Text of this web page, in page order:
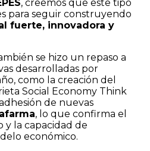
, creemos que este tipo
para seguir construyendo
fuerte, innovadora y
se hizo un repaso a
desarrolladas por
como la creación del
Social Economy Think
de nuevas
, lo que confirma el
la capacidad de
económico.